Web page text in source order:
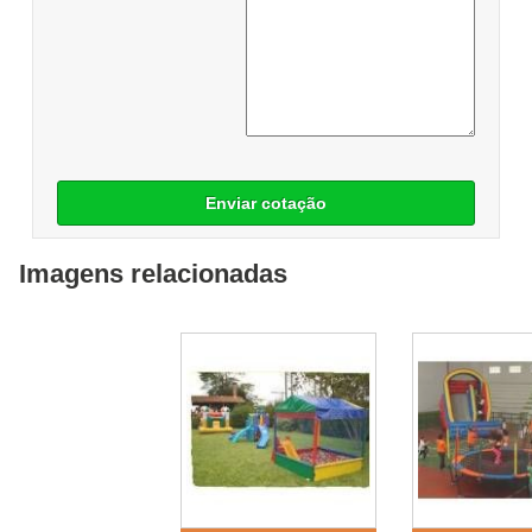
Enviar cotação
Imagens relacionadas